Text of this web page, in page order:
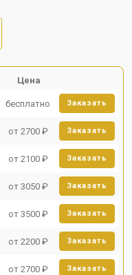
Цена
бесплатно Заказать
от 2700 ₽ Заказать
от 2100 ₽ Заказать
от 3050 ₽ Заказать
от 3500 ₽ Заказать
от 2200 ₽ Заказать
от 2700 ₽ Заказать